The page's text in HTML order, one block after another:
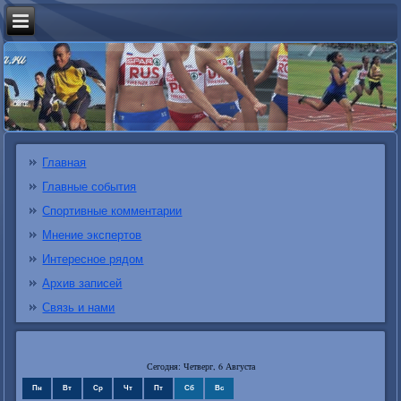
Главная
Главные события
Спортивные комментарии
Мнение экспертов
Интересное рядом
Архив записей
Связь и нами
Сегодня: Четверг, 6 Августа
Пн Вт Ср Чт Пт Сб Вс